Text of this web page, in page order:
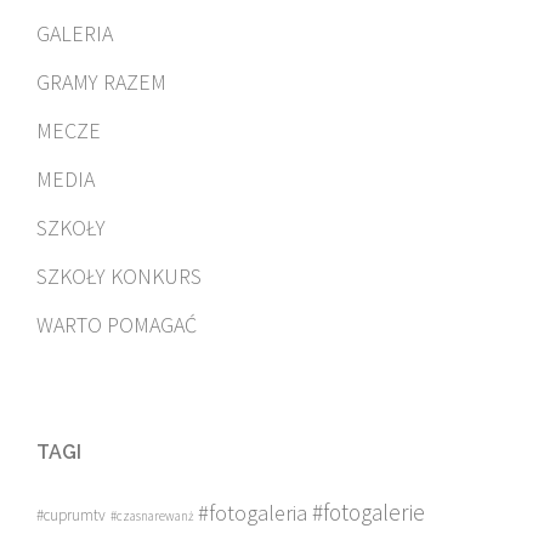
GALERIA
GRAMY RAZEM
MECZE
MEDIA
SZKOŁY
SZKOŁY KONKURS
WARTO POMAGAĆ
TAGI
#cuprumtv #czasnarewanż #fotogaleria #fotogalerie